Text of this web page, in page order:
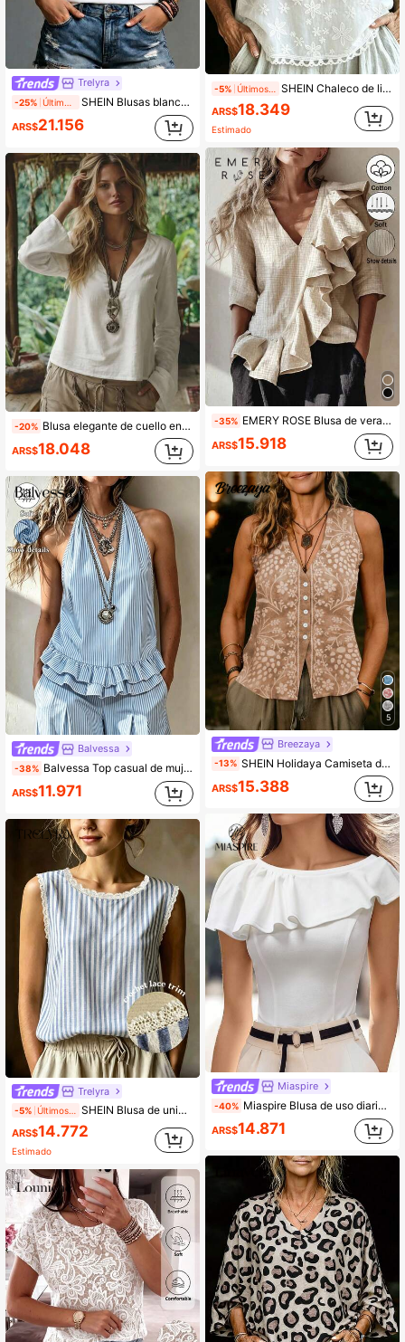
Trelyra
-25% SHEIN Blusas blancas de verano para mujer, blusas casuales para salir, elegantes, blusas de playa para vacaciones, blusas de fiesta para mujer, blusas casuales, blusas de diseño estructurado para mujer, blusas para ir al trabajo
ARS$21.156
-20% Blusa elegante de cuello en V para mujer, suéter holgado de manga larga, blanco puro versátil para todas las estaciones; lavable a máquina, tela sin estiramiento; adecuada para ocasiones casuales y semiformales
ARS$18.048
Balvessa
-38% Balvessa Top casual de mujer con cuello en V, rayas azules y blancas, cuello halter y dobladillo con volantes, estilo boho de verano para vacaciones, playa, crucero, viajes y festivales de música
ARS$11.971
Trelyra
-5% SHEIN Blusa de unicolor con diseño asimétrico de cruce, adecuada para mujeres de mediana edad y mayores, para verano
ARS$14.772
Estimado
-5% SHEIN Chaleco de lino con cuello redondo bordado para mujeres, parte superior sin mangas holgada y casual para señoras de mediana edad, verano
ARS$18.349
Estimado
-35% EMERY ROSE Blusa de verano elegante y de uso diario con diseño tejido para resort
ARS$15.918
5
Breezaya
-13% SHEIN Holidaya Camiseta de tirantes minimalista con estampado para mujer
ARS$15.388
Miaspire
-40% Miaspire Blusa de uso diario versátil y casual con pliegues de unicolor para mujeres de mediana edad y mayores
ARS$14.871